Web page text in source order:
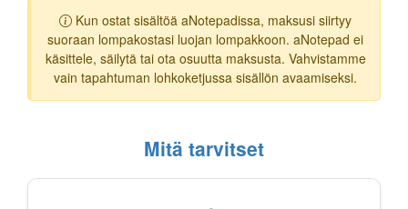
Kun ostat sisältöä aNotepadissa, maksusi siirtyy
suoraan lompakostasi luojan lompakkoon. aNotepad ei
käsittele, säilytä tai ota osuutta maksusta. Vahvistamme
vain tapahtuman lohkoketjussa sisällön avaamiseksi.
Mitä tarvitset